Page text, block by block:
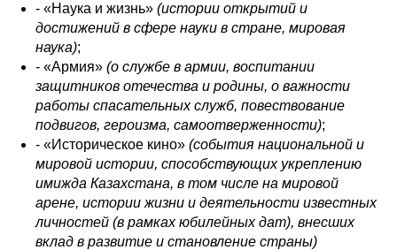
- «Наука и жизнь» (истории открытий и
достижений в сфере науки в стране, мировая
наука);
- «Армия» (о службе в армии, воспитании
защитников отечества и родины, о важности
работы спасательных служб, повествование
подвигов, героизма, самоотверженности);
- «Историческое кино» (события национальной и
мировой истории, способствующих укреплению
имижда Казахстана, в том числе на мировой
арене, истории жизни и деятельности известных
личностей (в рамках юбилейных дат), внесших
вклад в развитие и становление страны)